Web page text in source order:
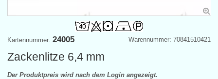
Warennummer: 70841510421
Kartennummer: 24005
Zackenlitze 6,4 mm
Der Produktpreis wird nach dem Login angezeigt.